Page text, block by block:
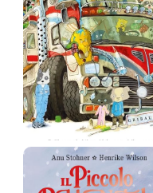
Il fantastico
viaggio de…